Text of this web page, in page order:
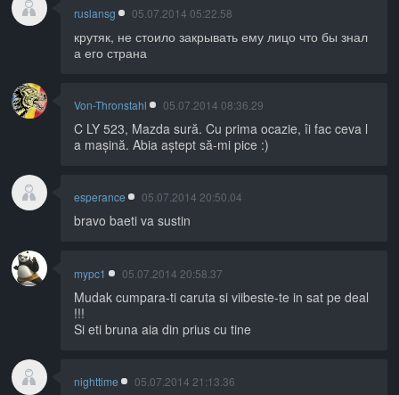
ruslansg 05.07.2014 05:22.58
крутяк, не стоило закрывать ему лицо что бы знал
а его страна
Von-Thronstahl 05.07.2014 08:36.29
C LY 523, Mazda sură. Cu prima ocazie, îi fac ceva l
a mașină. Abia aștept să-mi pice :)
esperance 05.07.2014 20:50.04
bravo baeti va sustin
mypc1 05.07.2014 20:58.37
Mudak cumpara-ti caruta si viibeste-te in sat pe deal
!!!
Si eti bruna aia din prius cu tine
nighttime 05.07.2014 21:13.36